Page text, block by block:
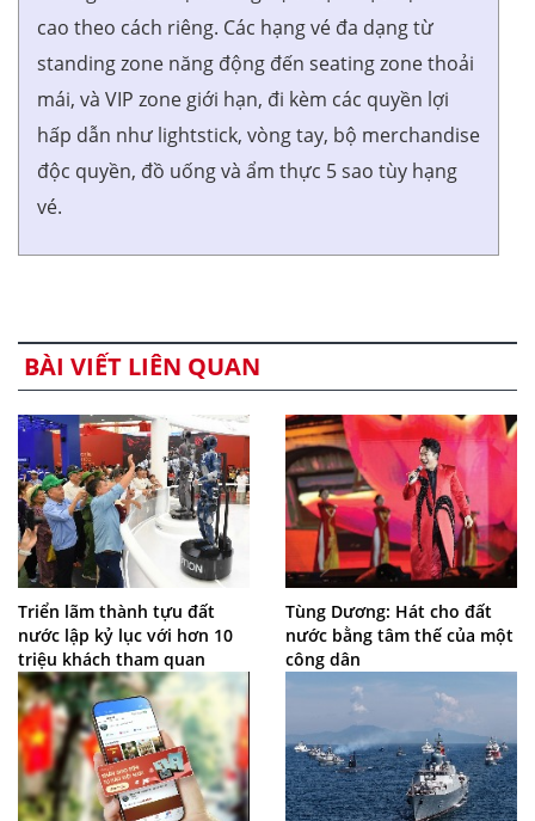
cao theo cách riêng. Các hạng vé đa dạng từ
standing zone năng động đến seating zone thoải
mái, và VIP zone giới hạn, đi kèm các quyền lợi
hấp dẫn như lightstick, vòng tay, bộ merchandise
độc quyền, đồ uống và ẩm thực 5 sao tùy hạng
vé.
BÀI VIẾT LIÊN QUAN
Triển lãm thành tựu đất
nước lập kỷ lục với hơn 10
triệu khách tham quan
Tùng Dương: Hát cho đất
nước bằng tâm thế của một
công dân